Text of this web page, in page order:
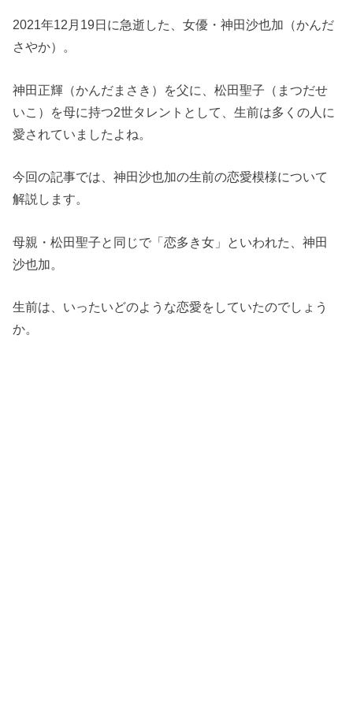
2021年12月19日に急逝した、女優・神田沙也加（かんだ
さやか）。
神田正輝（かんだまさき）を父に、松田聖子（まつだせ
いこ）を母に持つ2世タレントとして、生前は多くの人に
愛されていましたよね。
今回の記事では、神田沙也加の生前の恋愛模様について
解説します。
母親・松田聖子と同じで「恋多き女」といわれた、神田
沙也加。
生前は、いったいどのような恋愛をしていたのでしょう
か。